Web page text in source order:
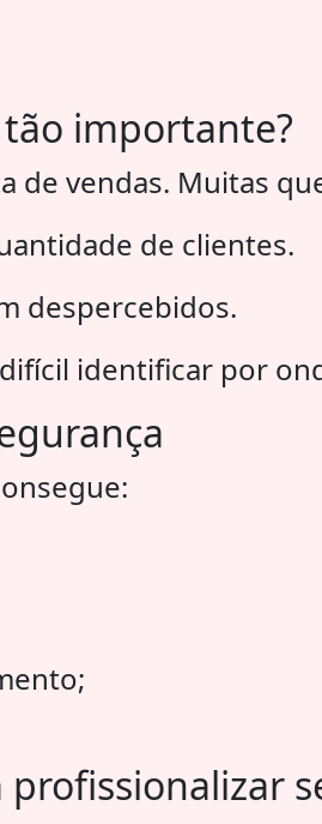
tão importante?
de vendas. Muitas
de clientes.
despercebidos.
identificar por